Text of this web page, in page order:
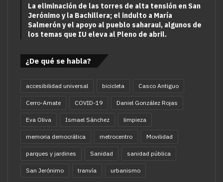
La eliminación de las torres de alta tensión en San
Jerónimo y la Bachillera; el indulto a María
Salmerón y el apoyo al pueblo saharaui, algunos de
los temas que IU eleva al Pleno de abril.
¿De qué se habla?
accesibilidad universal bicicleta Casco Antiguo
Cerro-Amate COVID-19 Daniel González Rojas
Eva Oliva Ismael Sánchez limpieza
memoria democrática metrocentro Movilidad
parques y jardines Sanidad sanidad pública
San Jerónimo tranvía urbanismo